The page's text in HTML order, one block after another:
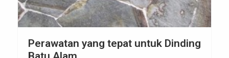
Perawatan yang tepat untuk Dinding